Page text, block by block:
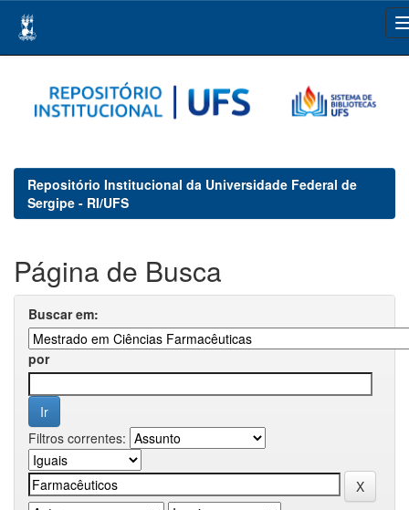
navigation
Repositório Institucional da Universidade Federal de
Sergipe - RI/UFS
Página de Busca
Buscar em:
por
Filtros correntes: